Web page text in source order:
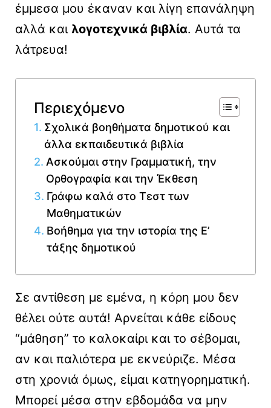
έμμεσα μου έκαναν και λίγη επανάληψη
αλλά και λογοτεχνικά βιβλία. Αυτά τα
λάτρευα!
Περιεχόμενο
Σχολικά βοηθήματα δημοτικού και
άλλα εκπαιδευτικά βιβλία
Ασκούμαι στην Γραμματική, την
Ορθογραφία και την Έκθεση
Γράφω καλά στο Τεστ των
Μαθηματικών
Βοήθημα για την ιστορία της Ε’
τάξης δημοτικού
Σε αντίθεση με εμένα, η κόρη μου δεν
θέλει ούτε αυτά! Αρνείται κάθε είδους
“μάθηση” το καλοκαίρι και το σέβομαι,
αν και παλιότερα με εκνεύριζε. Μέσα
στη χρονιά όμως, είμαι κατηγορηματική.
Μπορεί μέσα στην εβδομάδα να μην